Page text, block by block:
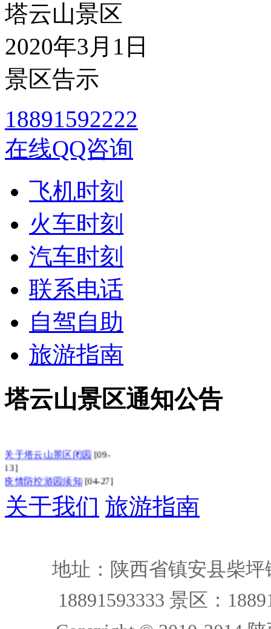
塔云山景区
2020年3月1日
景区告示
18891592222
在线QQ咨询
飞机时刻
火车时刻
汽车时刻
联系电话
自驾自助
旅游指南
塔云山景区通知公告
关于塔云山景区闭园[09-
13]
疫情防控游园须知[04-27]
03]
塔云山景区客栈因改[04-
5月19日上半日休园的
关于我们 旅游指南
地址：陕西省镇安县柴
18891593333 景区：